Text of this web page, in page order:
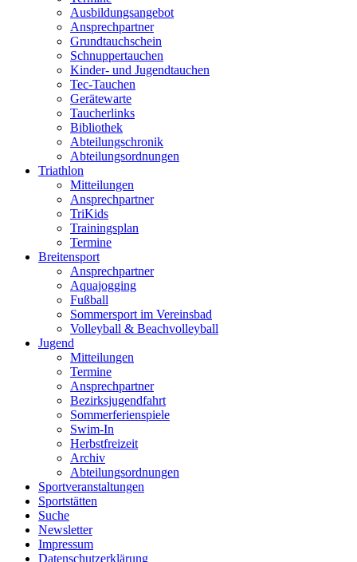
Ausbildungsangebot
Ansprechpartner
Grundtauchschein
Schnuppertauchen
Kinder- und Jugendtauchen
Tec-Tauchen
Gerätewarte
Taucherlinks
Bibliothek
Abteilungschronik
Abteilungsordnungen
Triathlon
Mitteilungen
Ansprechpartner
TriKids
Trainingsplan
Termine
Breitensport
Ansprechpartner
Aquajogging
Fußball
Sommersport im Vereinsbad
Volleyball & Beachvolleyball
Jugend
Mitteilungen
Termine
Ansprechpartner
Bezirksjugendfahrt
Sommerferienspiele
Swim-In
Herbstfreizeit
Archiv
Abteilungsordnungen
Sportveranstaltungen
Sportstätten
Suche
Newsletter
Impressum
Datenschutzerklärung